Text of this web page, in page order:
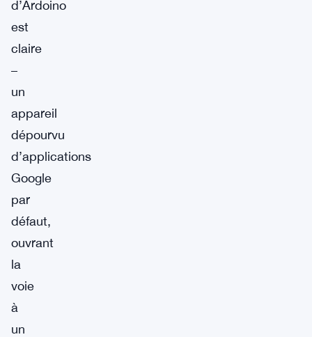
d’Ardoino
est
claire
–
un
appareil
dépourvu
d’applications
Google
par
défaut,
ouvrant
la
voie
à
un